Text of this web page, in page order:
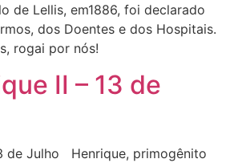
de Lellis, em1886, foi declarado
dos Doentes e dos Hospitais.
rogai por nós!
II – 13 de
de Julho Henrique, primogênito